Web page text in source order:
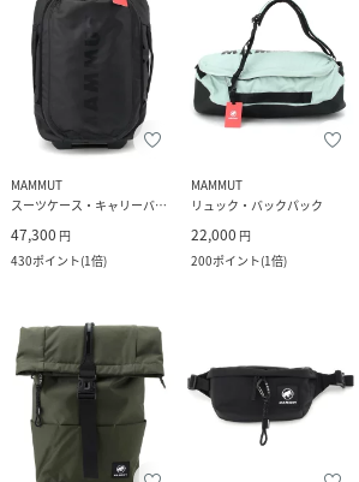
MAMMUT
スーツケース・キャリーバッグ
47,300 円
430ポイント(1倍)
MAMMUT
リュック・バックパック
22,000 円
200ポイント(1倍)